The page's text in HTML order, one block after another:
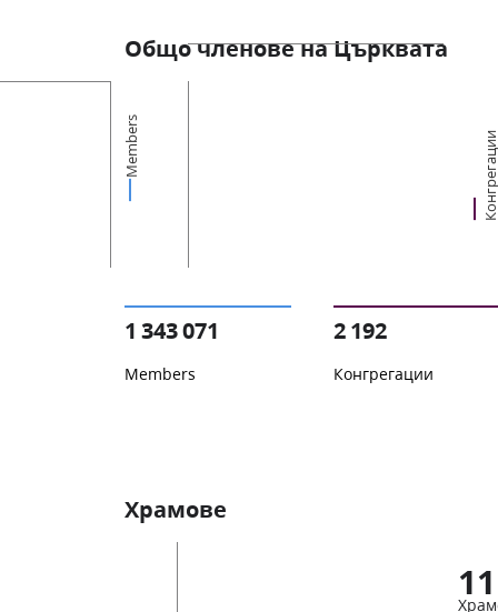
Общо членове на Църквата
Members Конгрегации
1 343 071
Members
2 192
Конгрегации
Храмове
11